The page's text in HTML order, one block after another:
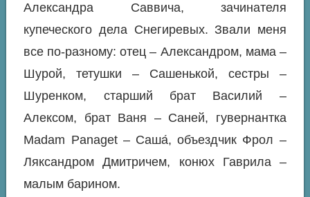
Александра Саввича, зачинателя
купеческого дела Снегиревых. Звали меня
все по-разному: отец – Александром, мама –
Шурой, тетушки – Сашенькой, сестры –
Шуренком, старший брат Василий –
Алексом, брат Ваня – Саней, гувернантка
Madam Panaget – Саша́, объездчик Фрол –
Ляксандром Дмитричем, конюх Гаврила –
малым барином.